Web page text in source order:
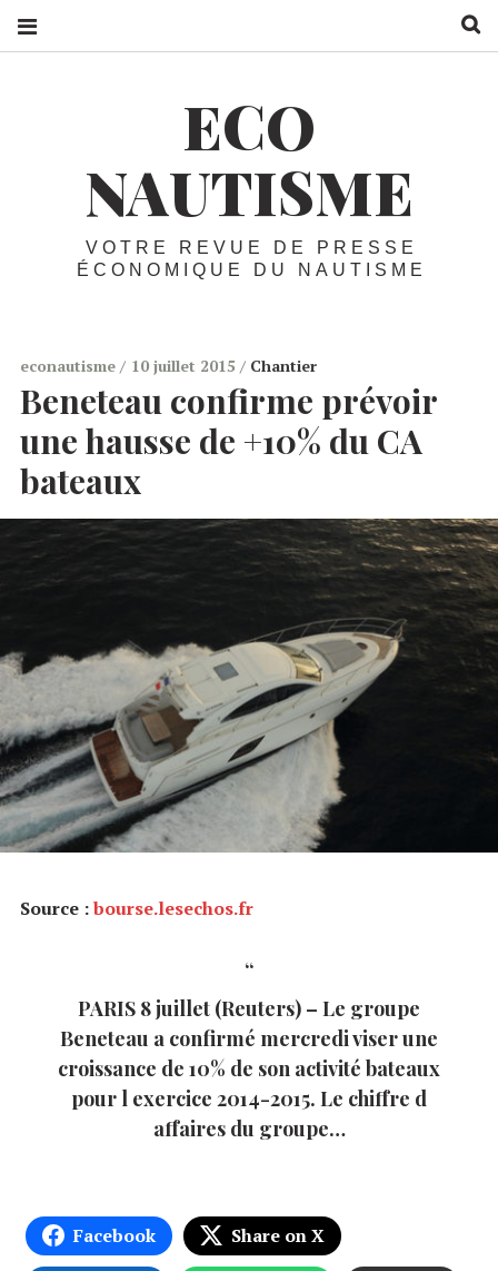
ECO
NAUTISME
VOTRE REVUE DE PRESSE
ÉCONOMIQUE DU NAUTISME
econautisme 10 juillet 2015 Chantier
Beneteau confirme prévoir
une hausse de +10% du CA
bateaux
Source :bourse.lesechos.fr
PARIS 8 juillet (Reuters) – Le groupe
Beneteau a confirmé mercredi viser une
croissance de 10% de son activité bateaux
pour l exercice 2014-2015. Le chiffre d
affaires du groupe…
Facebook Share on X